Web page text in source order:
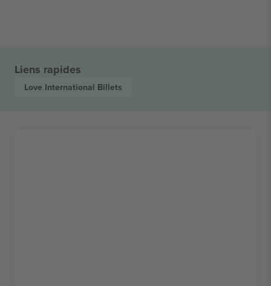
Liens rapides
Love International Billets